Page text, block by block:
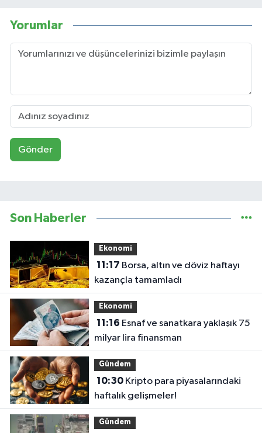
Yorumlar
Gönder
Son Haberler
Ekonomi
11:17
kazançla tamamladı
Ekonomi
11:16
milyar lira finansman
Gündem
10:30Kripto para piyasalarındaki
haftalık gelişmeler!
Gündem